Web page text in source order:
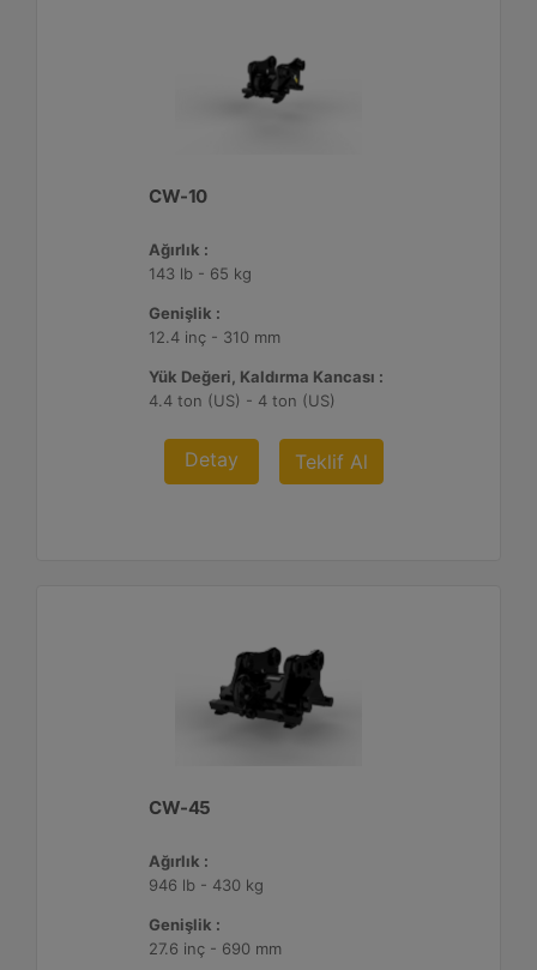
CW-10
Ağırlık :
143 lb - 65 kg
Genişlik :
12.4 inç - 310 mm
Yük Değeri, Kaldırma Kancası :
4.4 ton (US) - 4 ton (US)
Detay Teklif Al
CW-45
Ağırlık :
946 lb - 430 kg
Genişlik :
27.6 inç - 690 mm